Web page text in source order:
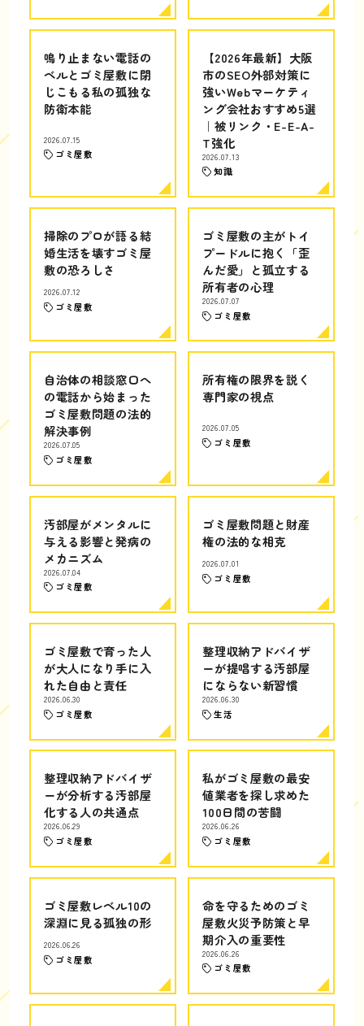
鳴り止まない電話の
ベルとゴミ屋敷に閉
じこもる私の孤独な
防衛本能
2026.07.15
ゴミ屋敷
【2026年最新】大阪
市のSEO外部対策に
強いWebマーケティ
ング会社おすすめ5選
｜被リンク・E-E-A-
T強化
2026.07.13
知識
掃除のプロが語る結
婚生活を壊すゴミ屋
敷の恐ろしさ
2026.07.12
ゴミ屋敷
ゴミ屋敷の主がトイ
プードルに抱く「歪
んだ愛」と孤立する
所有者の心理
2026.07.07
ゴミ屋敷
自治体の相談窓口へ
の電話から始まった
ゴミ屋敷問題の法的
解決事例
2026.07.05
ゴミ屋敷
所有権の限界を説く
専門家の視点
2026.07.05
ゴミ屋敷
汚部屋がメンタルに
与える影響と発病の
メカニズム
2026.07.04
ゴミ屋敷
ゴミ屋敷問題と財産
権の法的な相克
2026.07.01
ゴミ屋敷
ゴミ屋敷で育った人
が大人になり手に入
れた自由と責任
2026.06.30
ゴミ屋敷
整理収納アドバイザ
ーが提唱する汚部屋
にならない新習慣
2026.06.30
生活
整理収納アドバイザ
ーが分析する汚部屋
化する人の共通点
2026.06.29
ゴミ屋敷
私がゴミ屋敷の最安
値業者を探し求めた
100日間の苦闘
2026.06.26
ゴミ屋敷
ゴミ屋敷レベル10の
深淵に見る孤独の形
2026.06.26
ゴミ屋敷
命を守るためのゴミ
屋敷火災予防策と早
期介入の重要性
2026.06.26
ゴミ屋敷